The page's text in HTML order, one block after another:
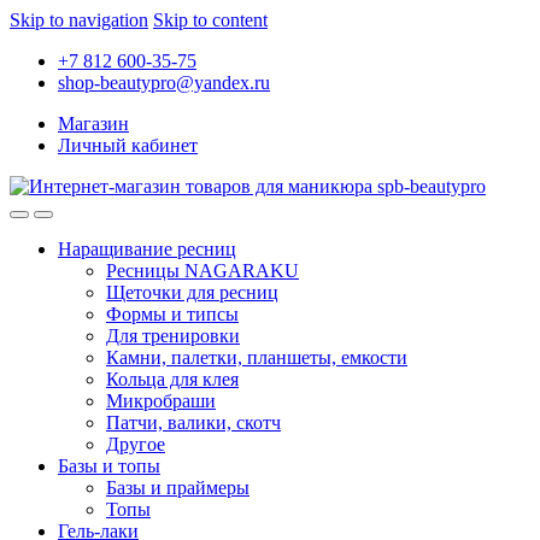
Skip to navigation Skip to content
+7 812 600-35-75
shop-beautypro@yandex.ru
Магазин
Личный кабинет
Наращивание ресниц
Ресницы NAGARAKU
Щеточки для ресниц
Формы и типсы
Для тренировки
Камни, палетки, планшеты, емкости
Кольца для клея
Микробраши
Патчи, валики, скотч
Другое
Базы и топы
Базы и праймеры
Топы
Гель-лаки